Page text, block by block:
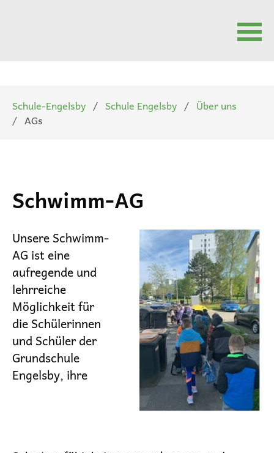
Schule-Engelsby Schule Engelsby
Über uns
AGs
Schwimm-AG
Unsere Schwimm-
AG ist eine
aufregende und
lehrreiche
Möglichkeit für
die Schülerinnen
und Schüler der
Grundschule
Engelsby, ihre